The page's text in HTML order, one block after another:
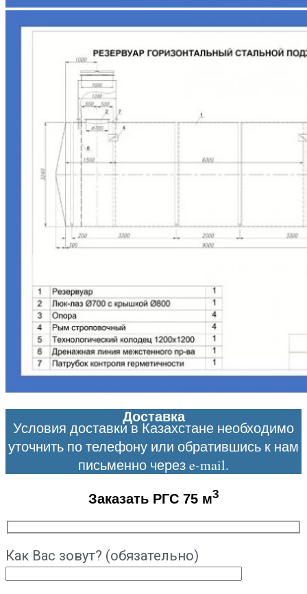
Доставка
Условия доставки в Казахстане необходимо
уточнить по телефону или обратившись к нам
письменно через e-mail.
Заказать РГС 75 м3
Как Вас зовут? (обязательно)